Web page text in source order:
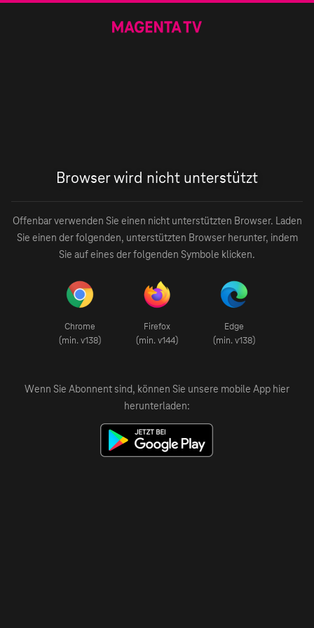
Browser wird nicht unterstützt
Offenbar verwenden Sie einen nicht unterstützten Browser. Laden
Sie einen der folgenden, unterstützten Browser herunter, indem
Sie auf eines der folgenden Symbole klicken.
Chrome
(min. v138)
Firefox
(min. v144)
Edge
(min. v138)
Wenn Sie Abonnent sind, können Sie unsere mobile App hier
herunterladen: